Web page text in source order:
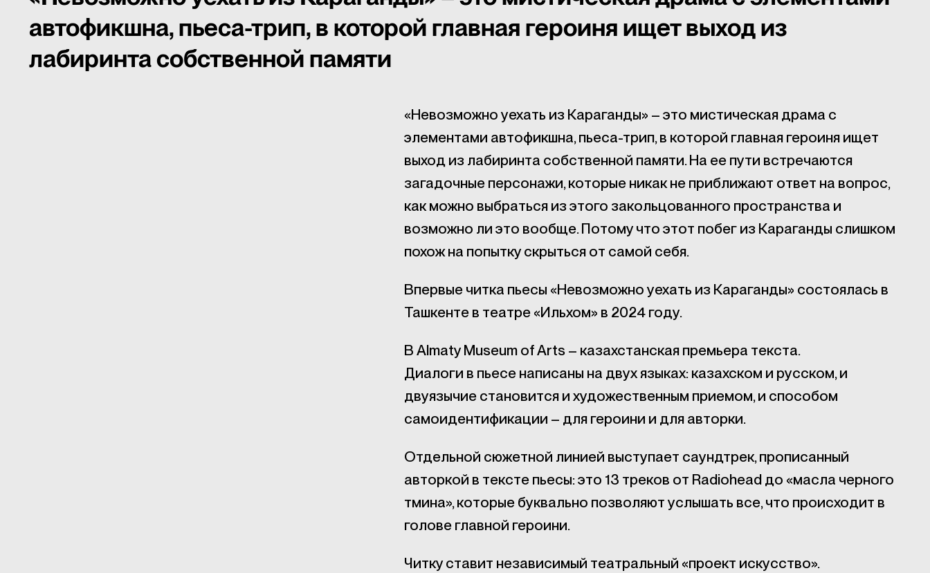
автофикшна, пьеса-трип, в которой главная героиня ищет выход из
лабиринта собственной памяти
«Невозможно уехать из Караганды» – это мистическая драма с
элементами автофикшна, пьеса-трип, в которой главная героиня ищет
выход из лабиринта собственной памяти. На ее пути встречаются
загадочные персонажи, которые никак не приближают ответ на вопрос,
как можно выбраться из этого закольцованного пространства и
возможно ли это вообще. Потому что этот побег из Караганды слишком
похож на попытку скрыться от самой себя.
Впервые читка пьесы «Невозможно уехать из Караганды» состоялась в
Ташкенте в театре «Ильхом» в 2024 году.
В Almaty Museum of Arts – казахстанская премьера текста.
Диалоги в пьесе написаны на двух языках: казахском и русском, и
двуязычие становится и художественным приемом, и способом
самоидентификации – для героини и для авторки.
Отдельной сюжетной линией выступает саундтрек, прописанный
авторкой в тексте пьесы: это 13 треков от Radiohead до «масла черного
тмина», которые буквально позволяют услышать все, что происходит в
голове главной героини.
Читку ставит независимый театральный «проект искусство».